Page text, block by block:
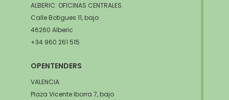
ALBERIC. OFICINAS CENTRALES.
Calle Botigues 11, bajo
46260 Alberic
+34 960 261 515
OPENTENDERS
VALENCIA
Plaza Vicente Iborra 7, bajo